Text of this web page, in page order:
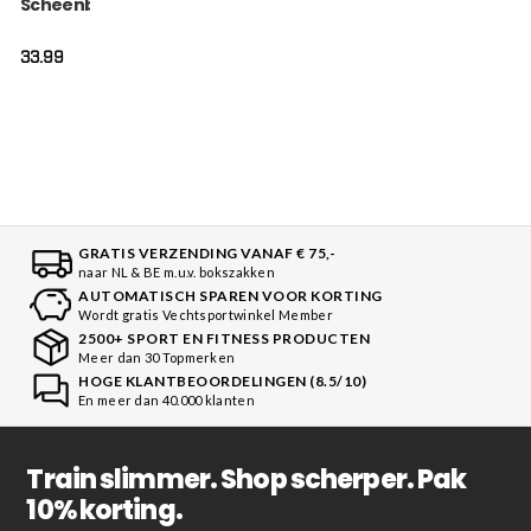
Zwart
33.99
GRATIS VERZENDING VANAF € 75,-
naar NL & BE m.u.v. bokszakken
AUTOMATISCH SPAREN VOOR KORTING
Wordt gratis Vechtsportwinkel Member
2500+ SPORT EN FITNESS PRODUCTEN
Meer dan 30 Topmerken
HOGE KLANTBEOORDELINGEN (8.5/10)
En meer dan 40.000 klanten
Train slimmer. Shop scherper. Pak
10% korting.